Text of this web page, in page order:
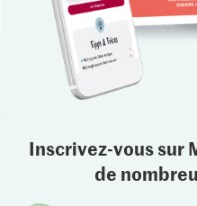
Inscrivez-vous sur
de